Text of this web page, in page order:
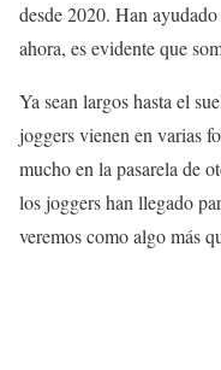
desde 2020. Han
ahora, es evidente que
Ya sean largos hasta el
joggers vienen en varias
mucho en la pasarela de
los joggers han llegado
veremos como algo más